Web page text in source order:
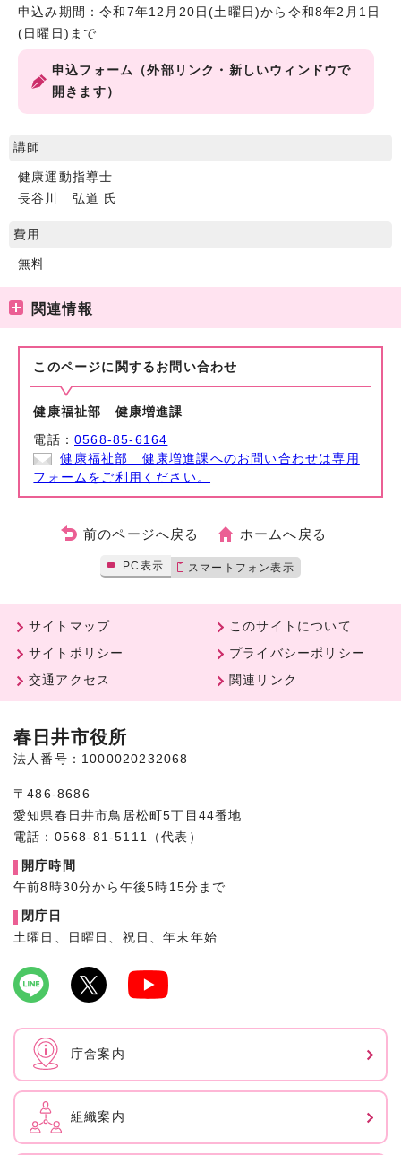
申込み期間：令和7年12月20日(土曜日)から令和8年2月1日
(日曜日)まで
申込フォーム（外部リンク・新しいウィンドウで
開きます）
講師
健康運動指導士
長谷川 弘道 氏
費用
無料
関連情報
このページに関する お問い合わせ
健康福祉部 健康増進課
電話：0568-85-6164
健康福祉部 健康増進課へのお問い合わせは専用
フォームをご利用ください。
前のページへ戻る ホームへ戻る
PC表示 スマートフォン表示
サイトマップ
このサイトについて
サイトポリシー
プライバシーポリシー
交通アクセス
関連リンク
春日井市役所
法人番号：1000020232068
〒486-8686
愛知県春日井市鳥居松町5丁目44番地
電話：0568-81-5111（代表）
開庁時間
午前8時30分から午後5時15分まで
閉庁日
土曜日、日曜日、祝日、年末年始
庁舎案内
組織案内